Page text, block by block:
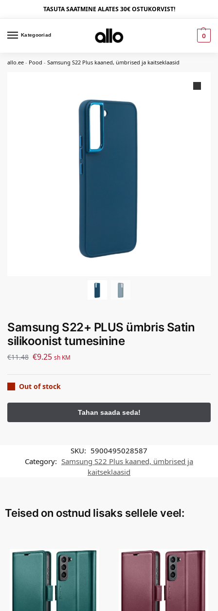
TASUTA SAATMINE ALATES 30€ OSTUKORVIST!
Kategooriad 0
allo.ee - Pood - Samsung S22 Plus kaaned, ümbrised ja kaitseklaasid
Samsung S22+ PLUS ümbris Satin
silikoonist tumesinine
€11.48 €9.25 sh KM
Out of stock
SKU: 5900495028587
Category: Samsung S22 Plus kaaned, ümbrised ja
kaitseklaasid
Teised on ostnud lisaks sellele veel: